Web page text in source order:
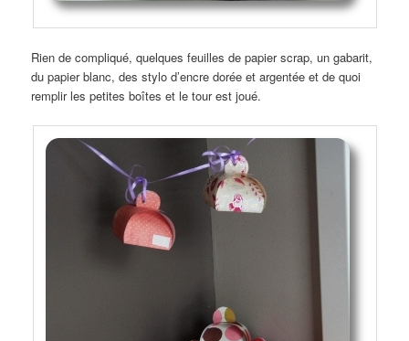
Rien de compliqué, quelques feuilles de papier scrap, un gabarit,
du papier blanc, des stylo d’encre dorée et argentée et de quoi
remplir les petites boîtes et le tour est joué.